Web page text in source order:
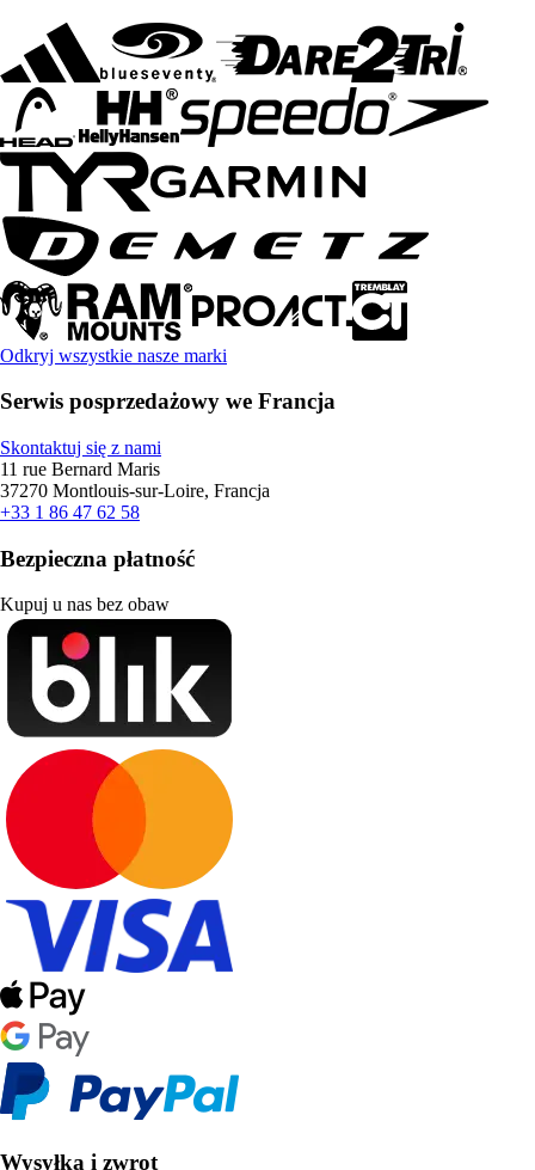
Odkryj wszystkie nasze marki
Serwis posprzedażowy we Francja
Skontaktuj się z nami
11 rue Bernard Maris
37270 Montlouis-sur-Loire, Francja
+33 1 86 47 62 58
Bezpieczna płatność
Kupuj u nas bez obaw
Wysyłka i zwrot